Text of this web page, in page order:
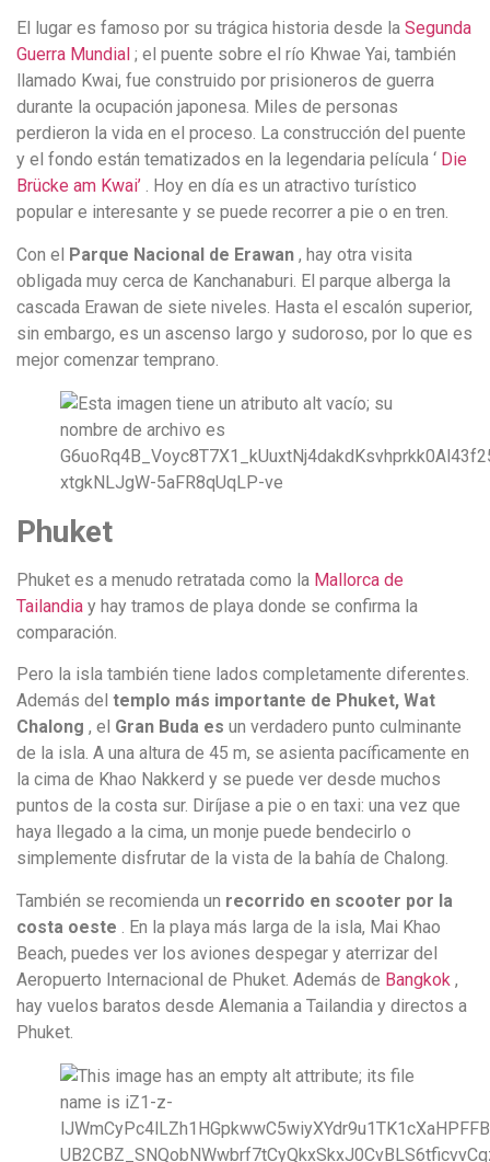
El lugar es famoso por su trágica historia desde la Segunda
Guerra Mundial ; el puente sobre el río Khwae Yai, también
llamado Kwai, fue construido por prisioneros de guerra
durante la ocupación japonesa. Miles de personas
perdieron la vida en el proceso. La construcción del puente
y el fondo están tematizados en la legendaria película ‘ Die
Brücke am Kwai’ . Hoy en día es un atractivo turístico
popular e interesante y se puede recorrer a pie o en tren.
Con el Parque Nacional de Erawan , hay otra visita
obligada muy cerca de Kanchanaburi. El parque alberga la
cascada Erawan de siete niveles. Hasta el escalón superior,
sin embargo, es un ascenso largo y sudoroso, por lo que es
mejor comenzar temprano.
Phuket
Phuket es a menudo retratada como la Mallorca de
Tailandia y hay tramos de playa donde se confirma la
comparación.
Pero la isla también tiene lados completamente diferentes.
Además del templo más importante de Phuket, Wat
Chalong , el Gran Buda es un verdadero punto culminante
de la isla. A una altura de 45 m, se asienta pacíficamente en
la cima de Khao Nakkerd y se puede ver desde muchos
puntos de la costa sur. Diríjase a pie o en taxi: una vez que
haya llegado a la cima, un monje puede bendecirlo o
simplemente disfrutar de la vista de la bahía de Chalong.
También se recomienda un recorrido en scooter por la
costa oeste . En la playa más larga de la isla, Mai Khao
Beach, puedes ver los aviones despegar y aterrizar del
Aeropuerto Internacional de Phuket. Además de Bangkok ,
hay vuelos baratos desde Alemania a Tailandia y directos a
Phuket.